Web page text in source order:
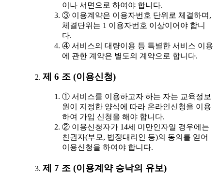
이나 서면으로 하여야 합니다.
③ 이용계약은 이용자번호 단위로 체결하며,
체결단위는 1 이용자번호 이상이어야 합니
다.
④ 서비스의 대량이용 등 특별한 서비스 이용
에 관한 계약은 별도의 계약으로 합니다.
제 6 조 (이용신청)
① 서비스를 이용하고자 하는 자는 교육정보
원이 지정한 양식에 따라 온라인신청을 이용
하여 가입 신청을 해야 합니다.
② 이용신청자가 14세 미만인자일 경우에는
친권자(부모, 법정대리인 등)의 동의를 얻어
이용신청을 하여야 합니다.
제 7 조 (이용계약 승낙의 유보)